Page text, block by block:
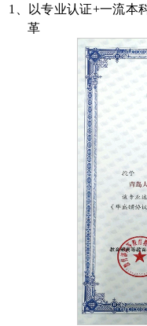
1、
以专业认证+一流本
革